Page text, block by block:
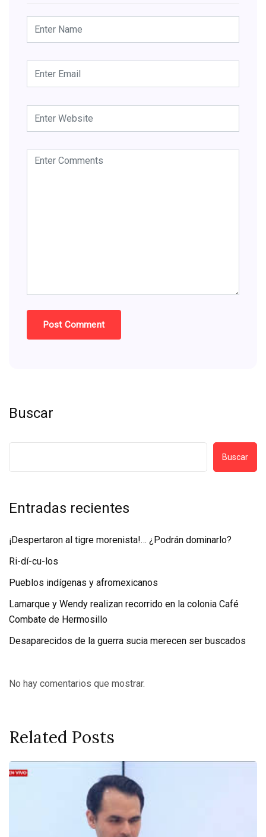
Buscar
Buscar
Entradas recientes
¡Despertaron al tigre morenista!… ¿Podrán dominarlo?
Ri-dí-cu-los
Pueblos indígenas y afromexicanos
Lamarque y Wendy realizan recorrido en la colonia Café
Combate de Hermosillo
Desaparecidos de la guerra sucia merecen ser buscados
No hay comentarios que mostrar.
Related Posts